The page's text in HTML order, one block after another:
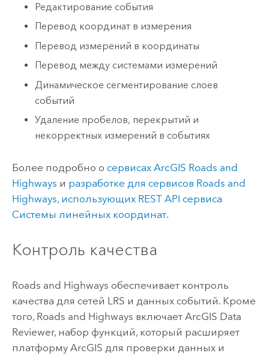
Редактирование события
Перевод координат в измерения
Перевод измерений в координаты
Перевод между системами измерений
Динамическое сегментирование слоев
событий
Удаление пробелов, перекрытий и
некорректных измерений в событиях
Более подробно о сервисах ArcGIS Roads and
Highways и разработке для сервисов Roads and
Highways, использующих REST API сервиса
Системы линейных координат.
Контроль качества
Roads and Highways обеспечивает контроль
качества для сетей LRS и данных событий. Кроме
того, Roads and Highways включает ArcGIS Data
Reviewer, набор функций, который расширяет
платформу ArcGIS для проверки данных и